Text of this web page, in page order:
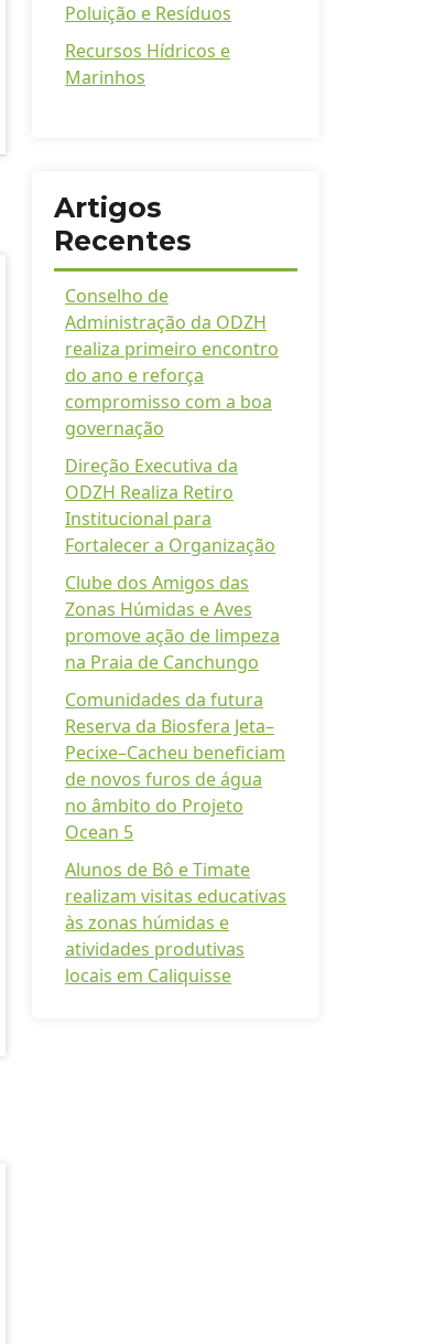
Poluição e Resíduos
Recursos Hídricos e
Marinhos
Artigos
Recentes
Conselho de
Administração da ODZH
realiza primeiro encontro
do ano e reforça
compromisso com a boa
governação
Direção Executiva da
ODZH Realiza Retiro
Institucional para
Fortalecer a Organização
Clube dos Amigos das
Zonas Húmidas e Aves
promove ação de limpeza
na Praia de Canchungo
Comunidades da futura
Reserva da Biosfera Jeta–
Pecixe–Cacheu beneficiam
de novos furos de água
no âmbito do Projeto
Ocean 5
Alunos de Bô e Timate
realizam visitas educativas
às zonas húmidas e
atividades produtivas
locais em Caliquisse